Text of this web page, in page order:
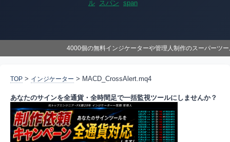
ル スパン span
4000個の無料インジケーターや管理人制作のスーパーツ
TOP > インジケーター > MACD_CrossAlert.mq4
あなたのサインを全通貨・全時間足で一括監視ツールにしませんか？